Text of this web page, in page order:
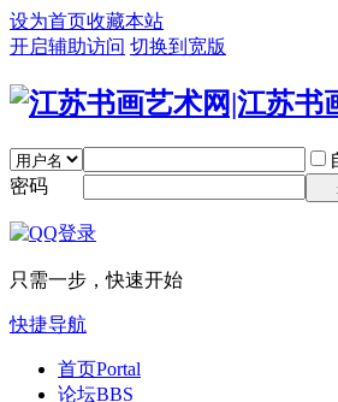
设为首页收藏本站
开启辅助访问 切换到宽版
密码
只需一步，快速开始
快捷导航
首页Portal
论坛BBS